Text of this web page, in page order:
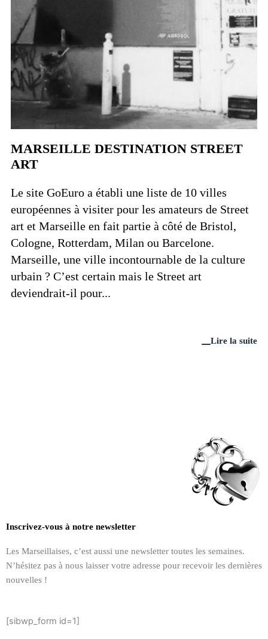
MARSEILLE DESTINATION STREET
ART
Le site GoEuro a établi une liste de 10 villes
européennes à visiter pour les amateurs de Street
art et Marseille en fait partie à côté de Bristol,
Cologne, Rotterdam, Milan ou Barcelone.
Marseille, une ville incontournable de la culture
urbain ? C’est certain mais le Street art
deviendrait-il pour...
Lire la suite
Inscrivez-vous à notre newsletter
Les Marseillaises, c’est aussi une newsletter toutes les semaines.
N’hésitez pas à nous laisser votre adresse pour recevoir les dernières
nouvelles !
[sibwp_form id=1]